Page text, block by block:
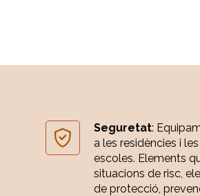
Seguretat:
a les residències i les
escoles. Elements
situacions de risc,
de protecció,